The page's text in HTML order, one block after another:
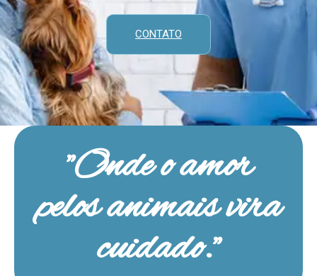
CONTATO
"Onde o amor
pelos animais vira
cuidado."